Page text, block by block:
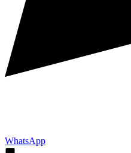
WhatsApp